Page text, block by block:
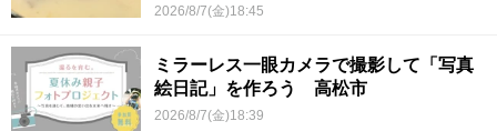
2026/8/7(金)18:45
ミラーレス一眼カメラで撮影して「写真
絵日記」を作ろう 高松市
2026/8/7(金)18:39